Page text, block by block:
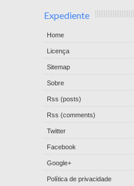
Expediente
Home
Licença
Sitemap
Sobre
Rss (posts)
Rss (comments)
Twitter
Facebook
Google+
Política de privacidade